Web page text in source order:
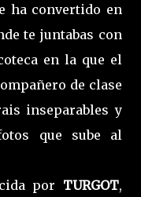
ha convertido en
te juntabas con
en la que el
de clase
inseparables y
que sube al
por TURGOT,